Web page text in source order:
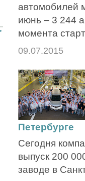
автомобилей
июнь – 3 244
момента
09.07.2015
Петербурге
Сегодня
выпуск 200
заводе в